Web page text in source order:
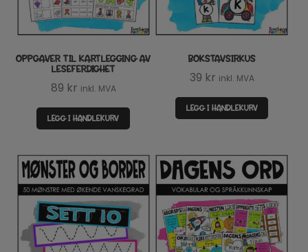
OPPGAVER TIL KARTLEGGING AV
LESEFERDIGHET
89 kr inkl. MVA
LEGG I HANDLEKURV
BOKSTAVSIRKUS
39 kr inkl. MVA
LEGG I HANDLEKURV